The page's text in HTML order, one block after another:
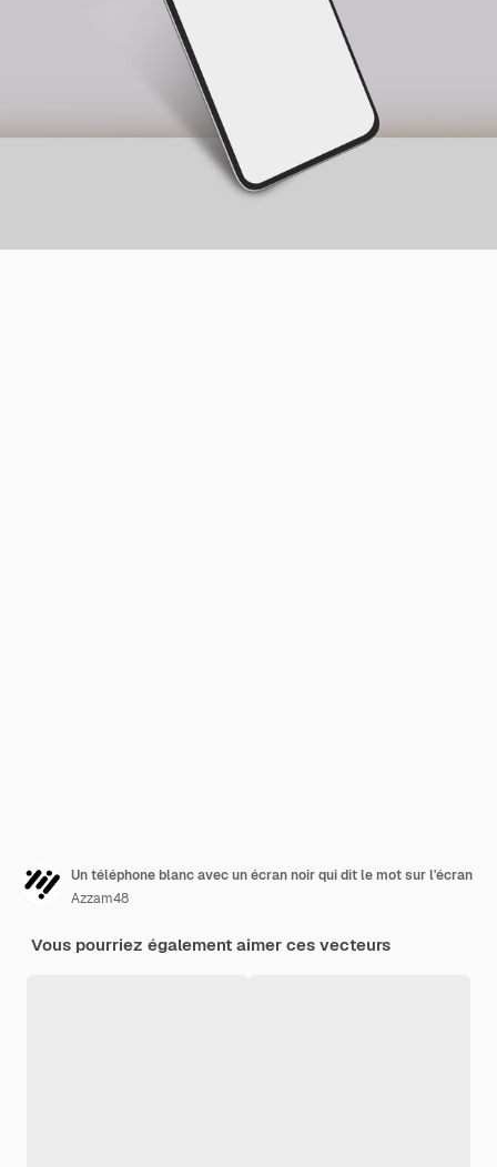
Un téléphone blanc avec un écran noir qui dit le mot sur l'écran
Azzam48
Vous pourriez également aimer ces vecteurs